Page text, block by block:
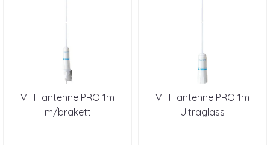
VHF antenne PRO 1m
m/brakett
VHF antenne PRO 1m
Ultraglass